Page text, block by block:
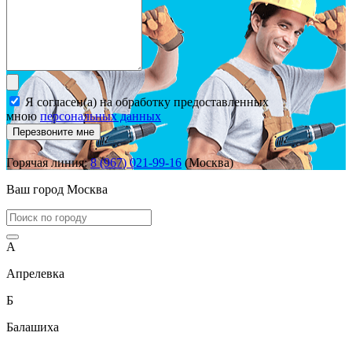
Я согласен(а) на обработку предоставленных
мною персональных данных
Перезвоните мне
Горячая линия:8 (967) 021-99-16 (Москва)
Ваш город Москва
А
Апрелевка
Б
Балашиха